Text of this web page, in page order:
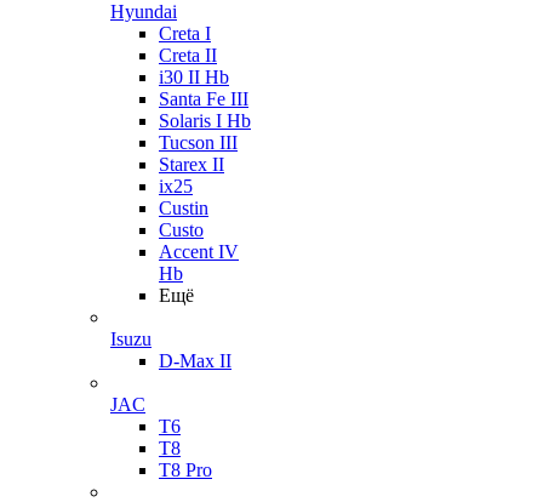
Hyundai
Creta I
Creta II
i30 II Hb
Santa Fe III
Solaris I Hb
Tucson III
Starex II
ix25
Custin
Custo
Accent IV
Hb
Ещё
Isuzu
D-Max II
JAC
T6
T8
T8 Pro